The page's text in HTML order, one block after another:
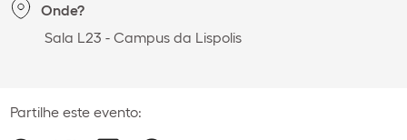
Onde?
Sala L23 - Campus da Lispolis
Partilhe este evento: